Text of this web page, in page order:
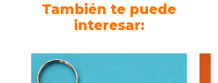
También te puede
interesar: